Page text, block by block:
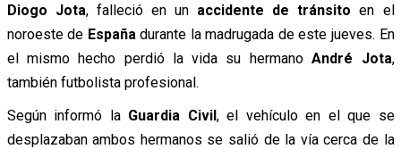
Diogo Jota, falleció en un accidente de tránsito en el
noroeste de España durante la madrugada de este jueves. En
el mismo hecho perdió la vida su hermanoAndré Jota,
también futbolista profesional.
Según informó la Guardia Civil, el vehículo en el que se
desplazaban ambos hermanos se salió de la vía cerca de la